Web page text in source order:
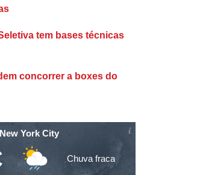
tem bases técnicas
concorrer a boxes do
New York City
Chuva fraca